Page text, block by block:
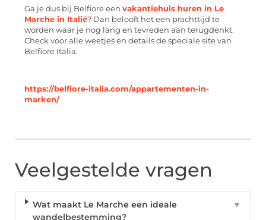
Ga je dus bij Belfiore een vakantiehuis huren in Le
Marche in Italië? Dan belooft het een prachttijd te
worden waar je nog lang en tevreden aan terugdenkt.
Check voor alle weetjes en details de speciale site van
Belfiore Italia.
https://belfiore-italia.com/appartementen-in-
marken/
Veelgestelde vragen
Wat maakt Le Marche een ideale
wandelbestemming?
▼